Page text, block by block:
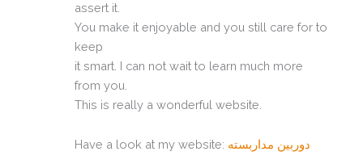
assert it.
You make it enjoyable and you still care for to
keep
it smart. I can not wait to learn much more
from you.
This is really a wonderful website.
Have a look at my website: دوربین مداربسته